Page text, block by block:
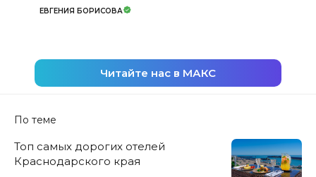
ЕВГЕНИЯ БОРИСОВА
Читайте нас в МАКС
По теме
Топ самых дорогих отелей
Краснодарского края